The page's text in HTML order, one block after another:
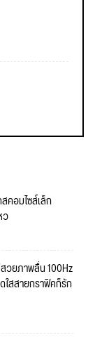
สคอมไซส์เล็ก
วยภาพลื่น 100Hz
ใสสายกราฟิคก็รัก